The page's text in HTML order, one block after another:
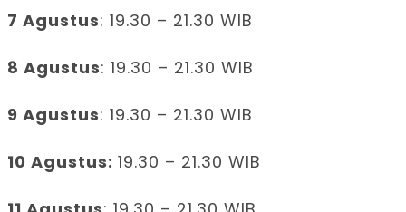
7 Agustus: 19.30 – 21.30 WIB
8 Agustus: 19.30 – 21.30 WIB
9 Agustus: 19.30 – 21.30 WIB
10 Agustus: 19.30 – 21.30 WIB